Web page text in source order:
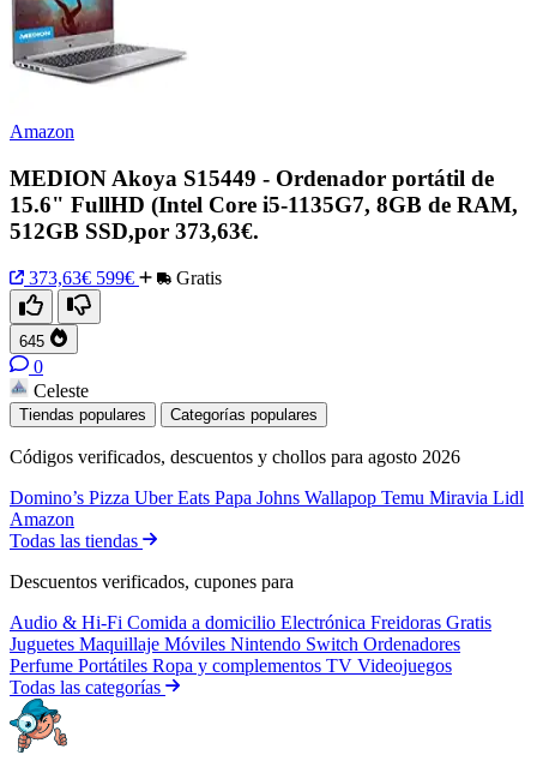
Amazon
MEDION Akoya S15449 - Ordenador portátil de
15.6" FullHD (Intel Core i5-1135G7, 8GB de RAM,
512GB SSD,por 373,63€.
373,63€ 599€ Gratis
645
0
Celeste
Tiendas populares Categorías populares
Códigos verificados, descuentos y chollos para agosto 2026
Domino’s Pizza Uber Eats Papa Johns Wallapop Temu Miravia Lidl
Amazon
Todas las tiendas
Descuentos verificados, cupones para
Audio & Hi-Fi Comida a domicilio Electrónica Freidoras Gratis
Juguetes Maquillaje Móviles Nintendo Switch Ordenadores
Perfume Portátiles Ropa y complementos TV Videojuegos
Todas las categorías